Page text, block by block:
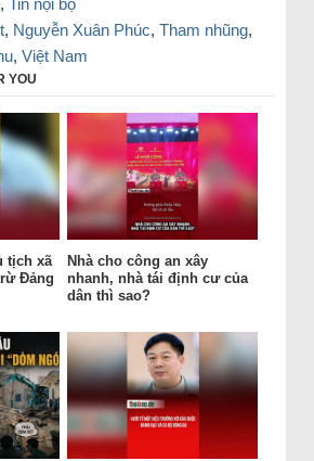
, Tin nội bộ
, Nguyễn Xuân Phúc, Tham nhũng,
, Việt Nam
YOU
tịch xã
Đảng
Nhà cho công an xây
nhanh, nhà tái định cư của
dân thì sao?